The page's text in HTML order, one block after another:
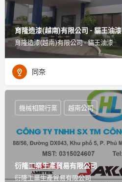
育隆造漆(越南)有限公司 - 貓王油漆
育隆造漆(越南)有限公司 - 貓王油漆
同奈
衍隆工業生產貿易有限公司
衍隆工業生產貿易有限公司
機械相關行業 越南公司